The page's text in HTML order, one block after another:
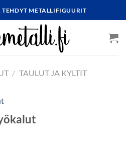
METALLIFIGUURIT
/ TAULUT JA KYLTIT